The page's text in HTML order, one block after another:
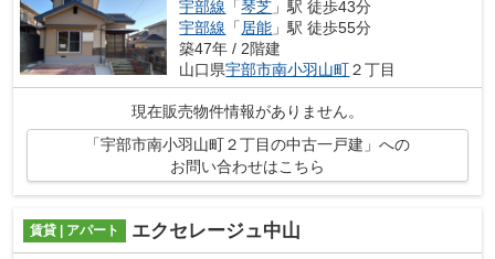
宇部線 「琴芝 」駅 徒歩43分
宇部線 「 居能 」駅 徒歩55分
築47年 / 2階建
山口県宇部市南小羽山町２丁目
現在販売物件情報がありません。
「宇部市南小羽山町２丁目の中古一戸建」への
お問い合わせはこちら
賃貸 | アパート エクセレージュ中山